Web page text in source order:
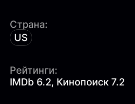
Страна:
US
Рейтинги:
IMDb 6.2, Кинопоиск 7.2